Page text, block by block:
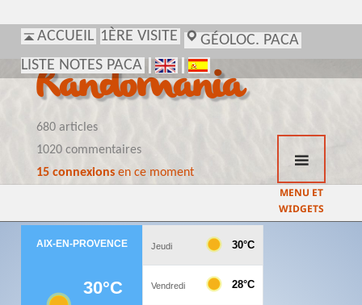
ACCUEIL 1ÈRE VISITE
GÉOLOC. PACA
LISTE NOTES PACA
Randomania
680 articles
1020 commentaires
15 connexionsen ce moment
MENU ET
WIDGETS